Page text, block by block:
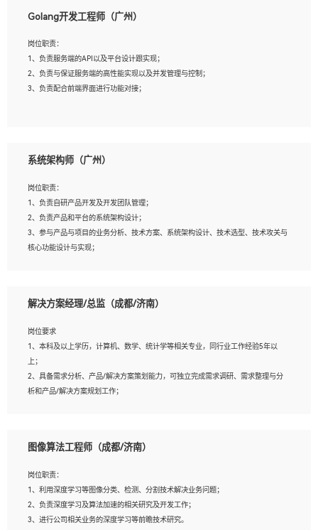
2、熟悉PostgreSQL、redis、MongoDB、ElasticSearch等开源数据库运维管理，拥
3、熟悉Oracle、MySQL、SQLServer中一种或多种优先。
4、熟悉Hadoop、HBASE、Spark等大数据平台优先。
5、熟悉linux或任意一种unix操作系统，如有较强操作系统侧工作经验者优先。
6、具备丰富的项目实施经验，较强的自我学习能力。
Golang开发工程师（广州）
岗位职责：
1、负责服务端的API以及平台设计跟实现；
2、负责与保证服务端的高性能实现以及并发管理与控制；
3、负责配合前端界面进行功能对接；
2、1年以上Golang开发工作经验，能独立完成相应项目开发；
与实现，熟悉常用开源框架及设计模式；
4、熟悉Golang、连接池、消息队列等组件使用、熟悉后端开发、测试、调试流程跟
工具使用；
5、对技术有激情，喜欢钻研，能快速接受和掌握新技术，学习能力和工作责任心
强，良好的沟通表达能力和团队协作能力。
系统架构师（广州）
岗位职责：
1、负责自研产品开发及开发团队管理；
2、负责产品和平台的系统架构设计；
3、参与产品与项目的业务分析、技术方案、系统架构设计、技术选型、技术攻关与
核心功能设计与实现；
岗位要求：
1、全日制统招本科及以上学历，计算机相关专业毕业，5年以上开发工作经验；
2、具有扎实的java编程功底和良好的编码习惯，有分布式、多线程及高并发系统开
发经验和性能调优经验尤佳；熟悉JVM调优；掌握基础中间件、基础架构方案和云
平台、云产品功能特性，熟练使用相关平台的功能和了解其背后实现机制；
研发管理流程建设经验；
常用框架和技术Springboot、Shiro、springcloud等；熟悉Linux常用命令和了解常
用脚本语言，较丰富的线上系统运维经验，复杂问题排查思路清晰。
解决方案经理/总监（成都/济南）
岗位要求
1、本科及以上学历，计算机、数学、统计学等相关专业，同行业工作经验5年以
上；
2、具备需求分析、产品/解决方案策划能力，可独立完成需求调研、需求整理与分
析和产品/解决方案规划工作；
出相关的解决方案，包括视频分析、图像识别、NLP、OCR、机器学习等；
AI算法框架，对人脸识别、目标检测、图像识别、OCR、NLP等AI算法有深刻理
解。具有AI平台级产品/解决方案从业经验者优先。具有大数据技术背景者优先；
6、具备良好的客户意识与沟通能力，善于学习思考、创新与团队协作，认真负责、
执行力与抗压力强。
图像算法工程师（成都/济南）
岗位职责：
1、利用深度学习等图像分类、检测、分割技术解决业务问题；
2、负责深度学习及算法加速的相关研究及开发工作；
3、进行公司相关业务的深度学习等前瞻技术研究。